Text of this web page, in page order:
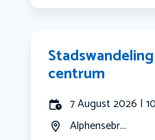
centrum
7 August 2026 |
Alphensebr...